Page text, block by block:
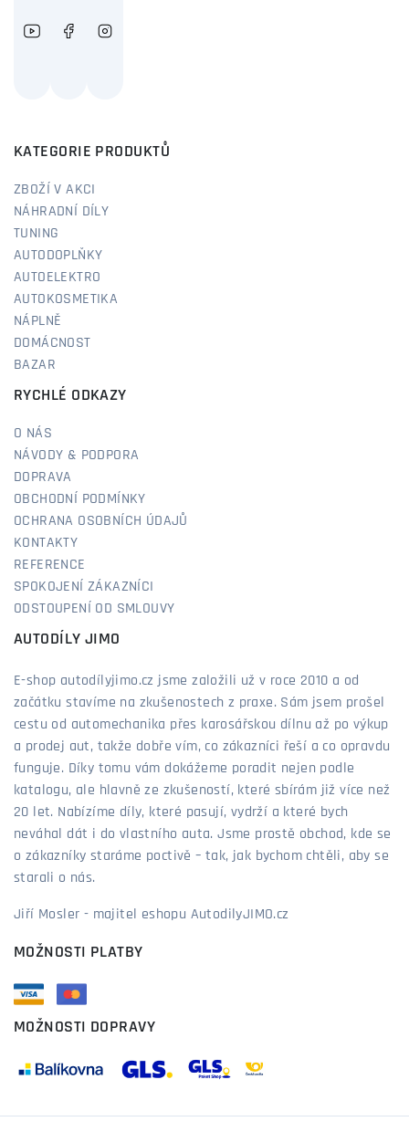
KATEGORIE PRODUKTŮ
ZBOŽÍ V AKCI
NÁHRADNÍ DÍLY
TUNING
AUTODOPLŇKY
AUTOELEKTRO
AUTOKOSMETIKA
NÁPLNĚ
DOMÁCNOST
BAZAR
RYCHLÉ ODKAZY
O NÁS
NÁVODY & PODPORA
DOPRAVA
OBCHODNÍ PODMÍNKY
OCHRANA OSOBNÍCH ÚDAJŮ
KONTAKTY
REFERENCE
SPOKOJENÍ ZÁKAZNÍCI
ODSTOUPENÍ OD SMLOUVY
AUTODÍLY JIMO
E-shop autodílyjimo.cz jsme založili už v roce 2010 a od
začátku stavíme na zkušenostech z praxe. Sám jsem prošel
cestu od automechanika přes karosářskou dílnu až po výkup
a prodej aut, takže dobře vím, co zákazníci řeší a co opravdu
funguje. Díky tomu vám dokážeme poradit nejen podle
katalogu, ale hlavně ze zkušeností, které sbírám již více než
20 let. Nabízíme díly, které pasují, vydrží a které bych
neváhal dát i do vlastního auta. Jsme prostě obchod, kde se
o zákazníky staráme poctivě – tak, jak bychom chtěli, aby se
starali o nás.
Jiří Mosler - majitel eshopu AutodilyJIMO.cz
MOŽNOSTI PLATBY
MOŽNOSTI DOPRAVY